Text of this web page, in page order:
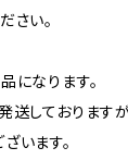
さい。
になります。
送しております
います。